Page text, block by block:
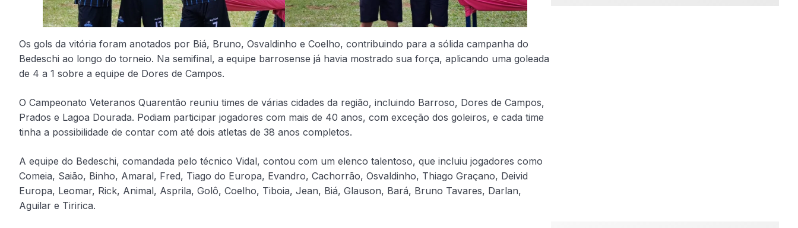
Os gols da vitória foram anotados por Biá, Bruno, Osvaldinho e Coelho, contribuindo para a sólida campanha do
Bedeschi ao longo do torneio. Na semifinal, a equipe barrosense já havia mostrado sua força, aplicando uma goleada
de 4 a 1 sobre a equipe de Dores de Campos.
O Campeonato Veteranos Quarentão reuniu times de várias cidades da região, incluindo Barroso, Dores de Campos,
Prados e Lagoa Dourada. Podiam participar jogadores com mais de 40 anos, com exceção dos goleiros, e cada time
tinha a possibilidade de contar com até dois atletas de 38 anos completos.
A equipe do Bedeschi, comandada pelo técnico Vidal, contou com um elenco talentoso, que incluiu jogadores como
Comeia, Saião, Binho, Amaral, Fred, Tiago do Europa, Evandro, Cachorrão, Osvaldinho, Thiago Graçano, Deivid
Europa, Leomar, Rick, Animal, Asprila, Golô, Coelho, Tiboia, Jean, Biá, Glauson, Bará, Bruno Tavares, Darlan,
Aguilar e Tiririca.